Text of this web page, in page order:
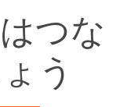
つな
う